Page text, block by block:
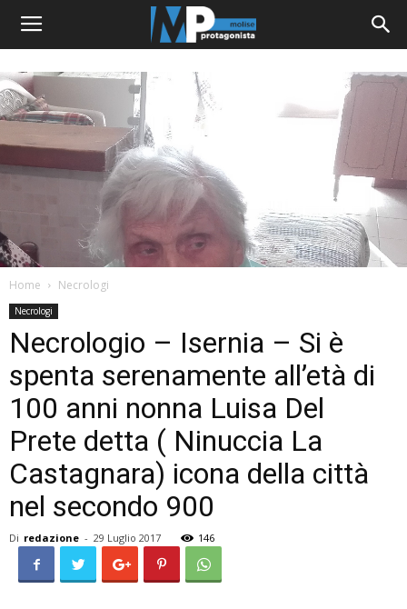
Home Necrologi
Necrologi
Necrologio – Isernia – Si è
spenta serenamente all’età di
100 anni nonna Luisa Del
Prete detta ( Ninuccia La
Castagnara) icona della città
nel secondo 900
Di redazione - 29 Luglio 2017 146